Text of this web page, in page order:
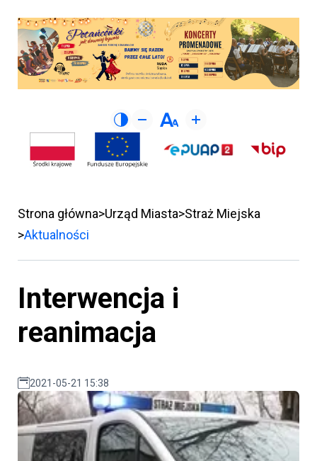
Strona główna Urząd Miasta Straż Miejska
Aktualności
Interwencja i
reanimacja
2021-05-21 15:38